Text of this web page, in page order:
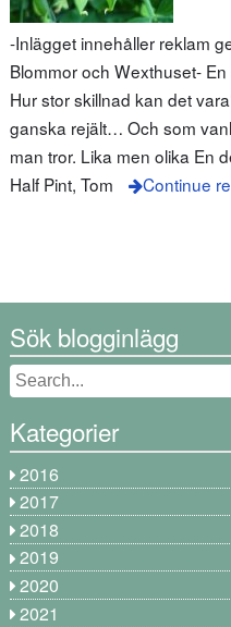
-Inlägget innehåller reklam
Blommor och Wexthuset-
Hur stor skillnad kan det
ganska rejält… Och som
man tror. Lika men olika En
Half Pint, Tom
Continue
Sök blogginlägg
Kategorier
2016
2017
2018
2019
2020
2021